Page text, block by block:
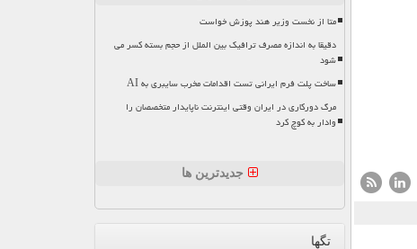
متا از نخست وزیر هند پوزش خواست
دقیقا به اندازه مصرف ترافیک بین الملل از حجم بسته کسر می
شود
ساخت پلت فرم ایرانی تست اقدامات مخرب سایبری به AI
مرگ دورکاری در ایران وقتی اینترنت ناپایدار متخصصان را
وادار به کوچ کرد
جدیدترین ها
تگها